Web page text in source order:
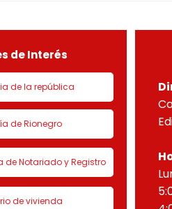
1 denominado
de Interés
de la república
de Rionegro
de Notariado y Registro
de vivienda